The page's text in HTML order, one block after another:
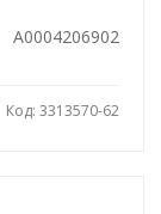
A0004206902
Код: 3313570-62